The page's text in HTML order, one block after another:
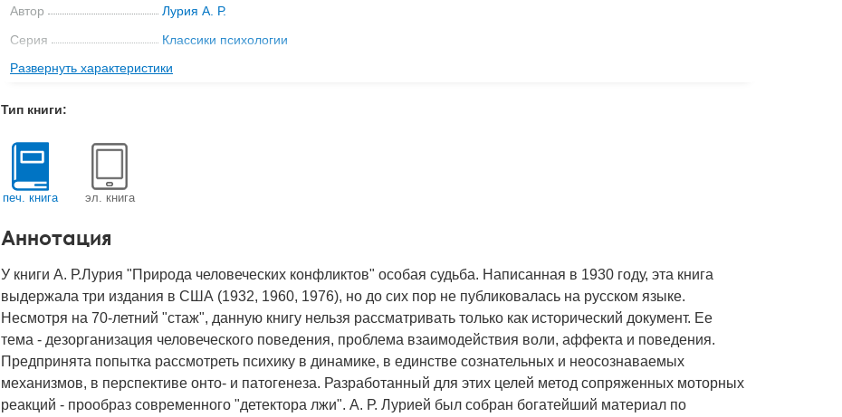
Автор
Лурия А. Р.
Серия
Классики психологии
Издательство
Когито-Центр
Тип обложки
Кол-во стр
ISBN
Код
24186
Развернуть характеристики
Тип книги:
печ. книга эл. книга
Аннотация
У книги А. Р.Лурия "Природа человеческих конфликтов" особая судьба. Написанная в 1930 году, эта книга
выдержала три издания в США (1932, 1960, 1976), но до сих пор не публиковалась на русском языке.
Несмотря на 70-летний "стаж", данную книгу нельзя рассматривать только как исторический документ. Ее
тема - дезорганизация человеческого поведения, проблема взаимодействия воли, аффекта и поведения.
Предпринята попытка рассмотреть психику в динамике, в единстве сознательных и неосознаваемых
механизмов, в перспективе онто- и патогенеза. Разработанный для этих целей метод сопряженных моторных
реакций - прообраз современного "детектора лжи". А. Р. Лурией был собран богатейший материал по